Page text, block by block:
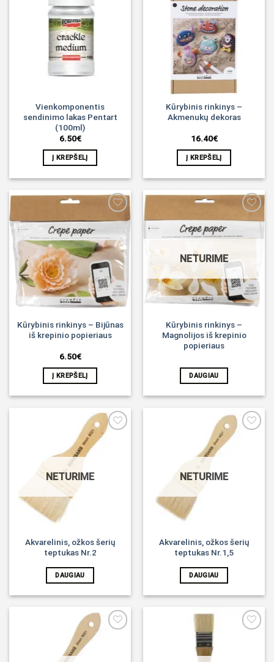
Vienkomponentis
sendinimo lakas Pentart
(100ml)
6.50€
Į KREPŠELĮ
Kūrybinis rinkinys –
Akmenukų dekoras
16.40€
Į KREPŠELĮ
Noriu!
Kūrybinis rinkinys – Bijūnas
iš krepinio popieriaus
6.50€
Į KREPŠELĮ
NETURIME
Kūrybinis rinkinys –
Magnolijos iš krepinio
popieriaus
DAUGIAU
NETURIME
Akvarelinis, ožkos šerių
teptukas Nr.2
DAUGIAU
NETURIME
Akvarelinis, ožkos šerių
teptukas Nr.1,5
DAUGIAU